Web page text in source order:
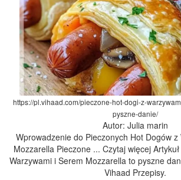
https://pl.vihaad.com/pieczone-hot-dogi-z-
pyszne-danie/
Autor: Julia marin
Wprowadzenie do Pieczonych Hot Dogów z
Mozzarella Pieczone ... Czytaj więcej
Warzywami i Serem Mozzarella to pyszne
Vihaad Przepisy.